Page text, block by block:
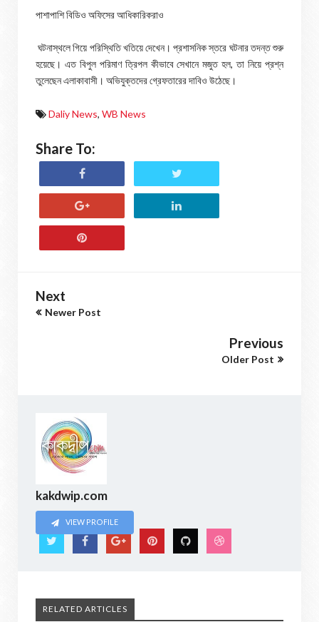
পাশাপাশি বিডিও অফিসের আধিকারিকরাও
ঘটনাস্থলে গিয়ে পরিস্থিতি খতিয়ে দেখেন। প্রশাসনিক স্তরে ঘটনার তদন্ত শুরু
হয়েছে। এত বিপুল পরিমাণ ত্রিপল কীভাবে সেখানে মজুত হল, তা নিয়ে প্রশ্ন
তুলেছেন এলাকাবাসী। অভিযুক্তদের গ্রেফতারের দাবিও উঠেছে।
Daliy News, WB News
Share To:
Next
Newer Post
Previous
Older Post
kakdwip.com
VIEW PROFILE
RELATED ARTICLES